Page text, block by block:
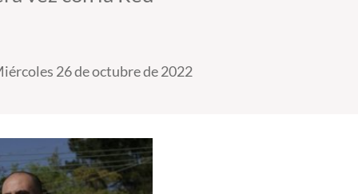
26 de octubre de 2022